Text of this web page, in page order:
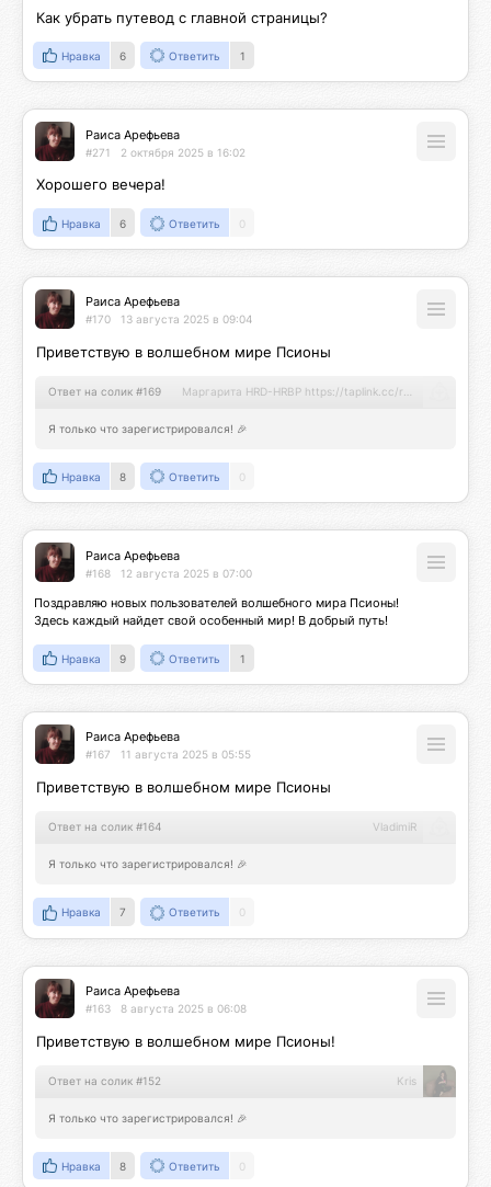
Как убрать путевод с главной страницы?
Нравка 6 Ответить 1
Раиса Арефьева
#271 2 октября 2025 в 16:02
Хорошего вечера!
Нравка 6 Ответить 0
Раиса Арефьева
#170 13 августа 2025 в 09:04
Приветствую в волшебном мире Псионы
Ответ на солик #169
Я только что зарегистрировался! 🎉
Нравка 8 Ответить 0
Раиса Арефьева
#168 12 августа 2025 в 07:00
Поздравляю новых пользователей волшебного мира Псионы!
Здесь каждый найдет свой особенный мир! В добрый путь!
Нравка 9 Ответить 1
Раиса Арефьева
#167 11 августа 2025 в 05:55
Приветствую в волшебном мире Псионы
Ответ на солик #164 VladimiR
Я только что зарегистрировался! 🎉
Нравка 7 Ответить 0
Раиса Арефьева
#163 8 августа 2025 в 06:08
Приветствую в волшебном мире Псионы!
Ответ на солик #152 Kris
Я только что зарегистрировался! 🎉
Нравка 8 Ответить 0